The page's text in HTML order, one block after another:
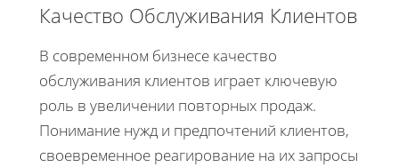
Качество Обслуживания Клиентов
В современном бизнесе качество
обслуживания клиентов играет ключевую
роль в увеличении повторных продаж.
Понимание нужд и предпочтений клиентов,
своевременное реагирование на их запросы